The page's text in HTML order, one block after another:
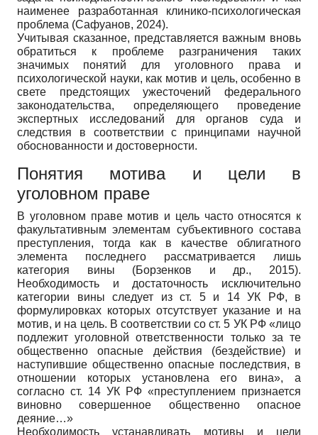
наименее разработанная клинико-психологическая
проблема (Сафуанов, 2024).
Учитывая сказанное, представляется важным вновь
обратиться к проблеме разграничения таких
значимых понятий для уголовного права и
психологической науки, как мотив и цель, особенно в
свете предстоящих ужесточений федерального
законодательства, определяющего проведение
экспертных исследований для органов суда и
следствия в соответствии с принципами научной
обоснованности и достоверности.
Понятия мотива и цели в
уголовном праве
В уголовном праве мотив и цель часто относятся к
факультативным элементам субъективного состава
преступления, тогда как в качестве облигатного
элемента последнего рассматривается лишь
категория вины (Борзенков и др., 2015).
Необходимость и достаточность исключительно
категории вины следует из ст. 5 и 14 УК РФ, в
формулировках которых отсутствует указание и на
мотив, и на цель. В соответствии со ст. 5 УК РФ «лицо
подлежит уголовной ответственности только за те
общественно опасные действия (бездействие) и
наступившие общественно опасные последствия, в
отношении которых установлена его вина», а
согласно ст. 14 УК РФ «преступлением признается
виновно совершенное общественно опасное
деяние…»
Необходимость устанавливать мотивы и цели